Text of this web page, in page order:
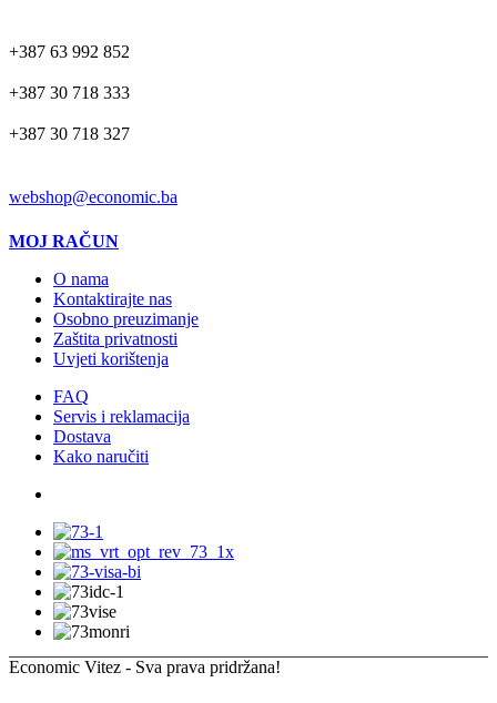
+387 63 992 852
+387 30 718 333
+387 30 718 327
webshop@economic.ba
MOJ RAČUN
O nama
Kontaktirajte nas
Osobno preuzimanje
Zaštita privatnosti
Uvjeti korištenja
FAQ
Servis i reklamacija
Dostava
Kako naručiti
Economic Vitez - Sva prava pridržana!